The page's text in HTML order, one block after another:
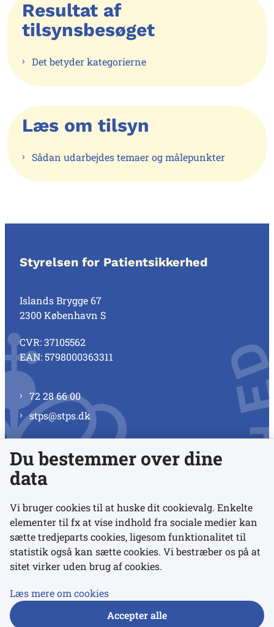
Resultat af
tilsynsbesøget
Det betyder kategorierne
Læs om tilsyn
Sådan udarbejdes temaer og målepunkter
Styrelsen for Patientsikkerhed
Islands Brygge 67
2300 København S
CVR: 37105562
EAN: 5798000363311
72 28 66 00
stps@stps.dk
Se alle kontaktnumre
Links
Udgivelser
Du bestemmer over dine
data
Vi bruger cookies til at huske dit cookievalg. Enkelte
elementer til fx at vise indhold fra sociale medier kan
sætte tredjeparts cookies, ligesom funktionalitet til
statistik også kan sætte cookies. Vi bestræber os på at
sitet virker uden brug af cookies.
Læs mere om cookies
Accepter alle